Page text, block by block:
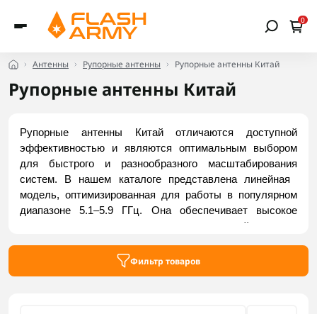
0
Антенны Рупорные антенны Рупорные антенны Китай
Рупорные антенны Китай
Рупорные антенны Китай отличаются доступной
эффективностью и являются оптимальным выбором
для быстрого и разнообразного масштабирования
систем. В нашем каталоге представлена линейная ​​
модель, оптимизированная для работы в популярном
диапазоне 5.1–5.9 ГГц. Она обеспечивает высокое
направленное усиление и уверенный прием
комплектации НСК, тактических ретрансляторов и
Фильтр товаров